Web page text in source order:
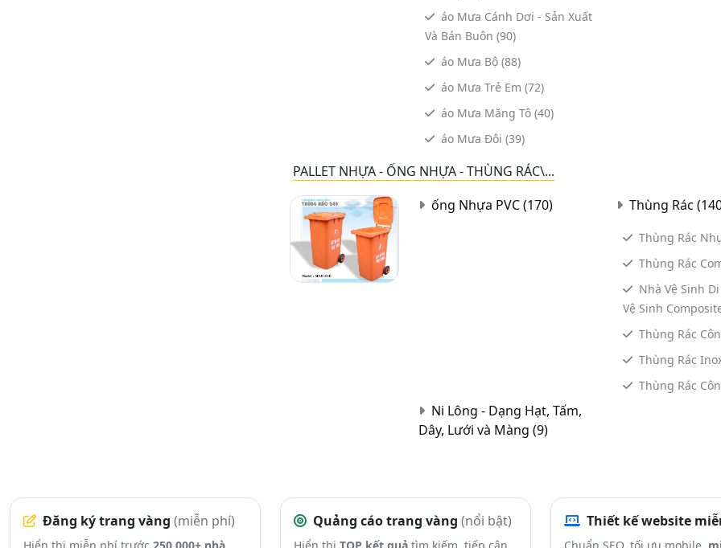
áo Mưa Cánh Dơi - Sản Xuất
Và Bán Buôn (90)
áo Mưa Bộ (88)
áo Mưa Trẻ Em (72)
áo Mưa Măng Tô (40)
áo Mưa Đôi (39)
PALLET NHỰA - ỐNG NHỰA - THÙNG RÁC\...
ống Nhựa PVC(170) Thùng Rác
Thùng Rác
Thùng Rác
Nhà Vệ Sinh
Vệ Sinh
Thùng Rác
Thùng Rác
Thùng Rác
Ni Lông - Dạng Hạt, Tấm,
Dây, Lưới và Màng (9)
Đăng ký trang vàng (miễn phí) Quảng cáo trang vàng (nổi bật) Thiết kế website